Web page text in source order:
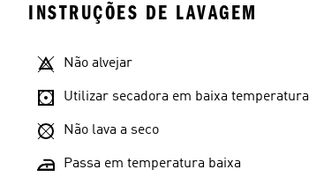
INSTRUÇÕES DE LAVAGEM
Não alvejar
Utilizar secadora em baixa temperatura
Não lava a seco
Passa em temperatura baixa